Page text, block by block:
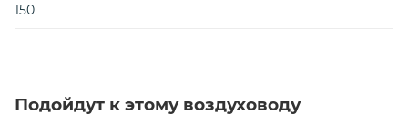
150
Подойдут к этому воздуховоду